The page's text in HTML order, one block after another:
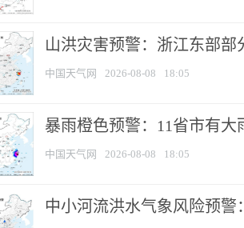
山洪灾害预警：浙江东部
中国天气网 2026-08-08 18:05
暴雨橙色预警：11省市有
中国天气网 2026-08-08 18:05
中小河流洪水气象风险预